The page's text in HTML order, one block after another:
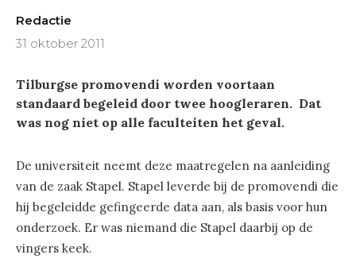
Redactie
31 oktober 2011
Tilburgse promovendi worden voortaan
standaard begeleid door twee hoogleraren. Dat
was nog niet op alle faculteiten het geval.
De universiteit neemt deze maatregelen na aanleiding
van de zaak Stapel. Stapel leverde bij de promovendi die
hij begeleidde gefingeerde data aan, als basis voor hun
onderzoek. Er was niemand die Stapel daarbij op de
vingers keek.